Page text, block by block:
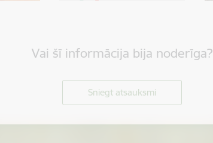
Vai šī informācija bija noderīga?
Sniegt atsauksmi